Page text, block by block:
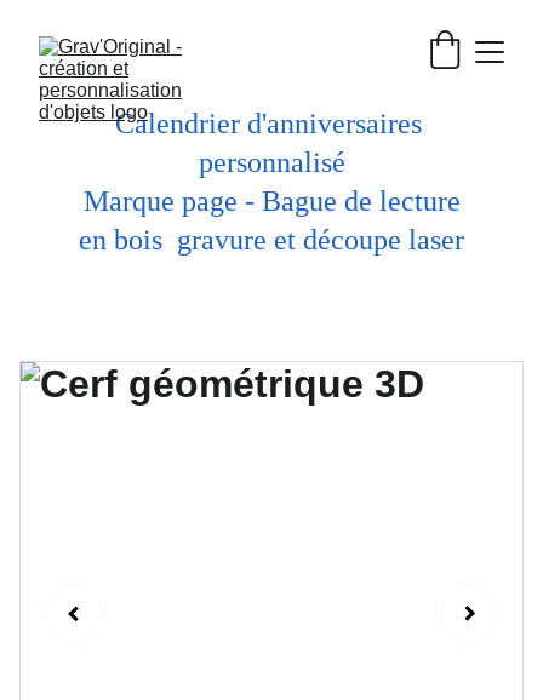
Calendrier d'anniversaires
personnalisé
en bois  gravure et découpe laser